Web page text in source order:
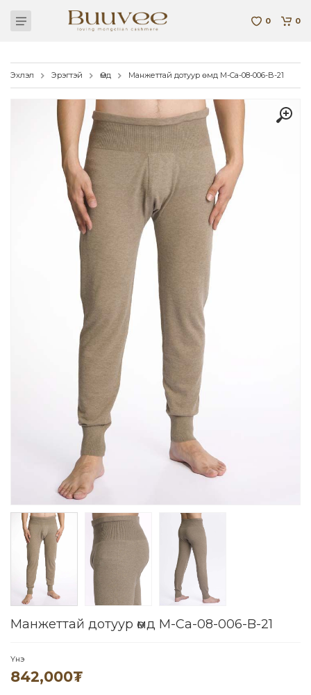
0 0
Эхлэл Эрэгтэй Өмд Манжеттай дотуур өмд M-Ca-08-006-B-21
Манжеттай дотуур өмд M-Ca-08-006-B-21
Үнэ
842,000₮